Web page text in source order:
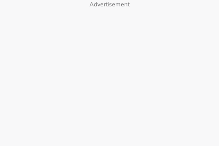
Advertisement